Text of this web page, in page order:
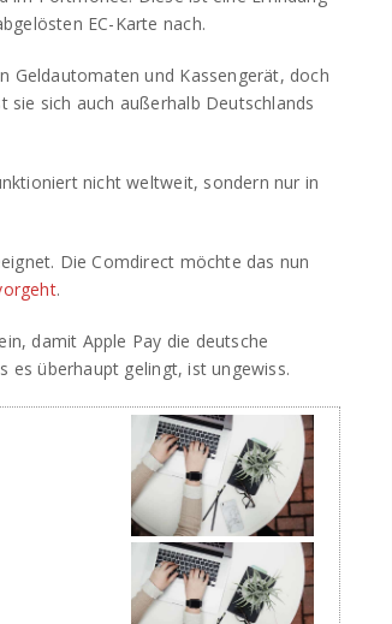
EC-Karte nach.
Geldautomaten und Kassengerät, doch
sie sich auch außerhalb Deutschlands
nicht weltweit, sondern nur in
Die Comdirect möchte das nun
.
damit Apple Pay die deutsche
es überhaupt gelingt, ist ungewiss.